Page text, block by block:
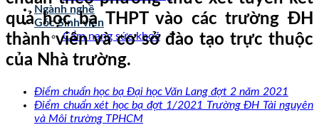
Ngành nghề
Góc Sinh viên
Cẩm nang sức khoẻ
quả học bạ THPT vào các trường ĐH
thành viên và cơ sở đào tạo trực thuộc
của Nhà trường.
Điểm chuẩn học bạ Đại học Văn Lang đợt 2 năm 2021
Điểm chuẩn xét học bạ đợt 1/2021 Trường ĐH Tài nguyên
và Môi trường TPHCM